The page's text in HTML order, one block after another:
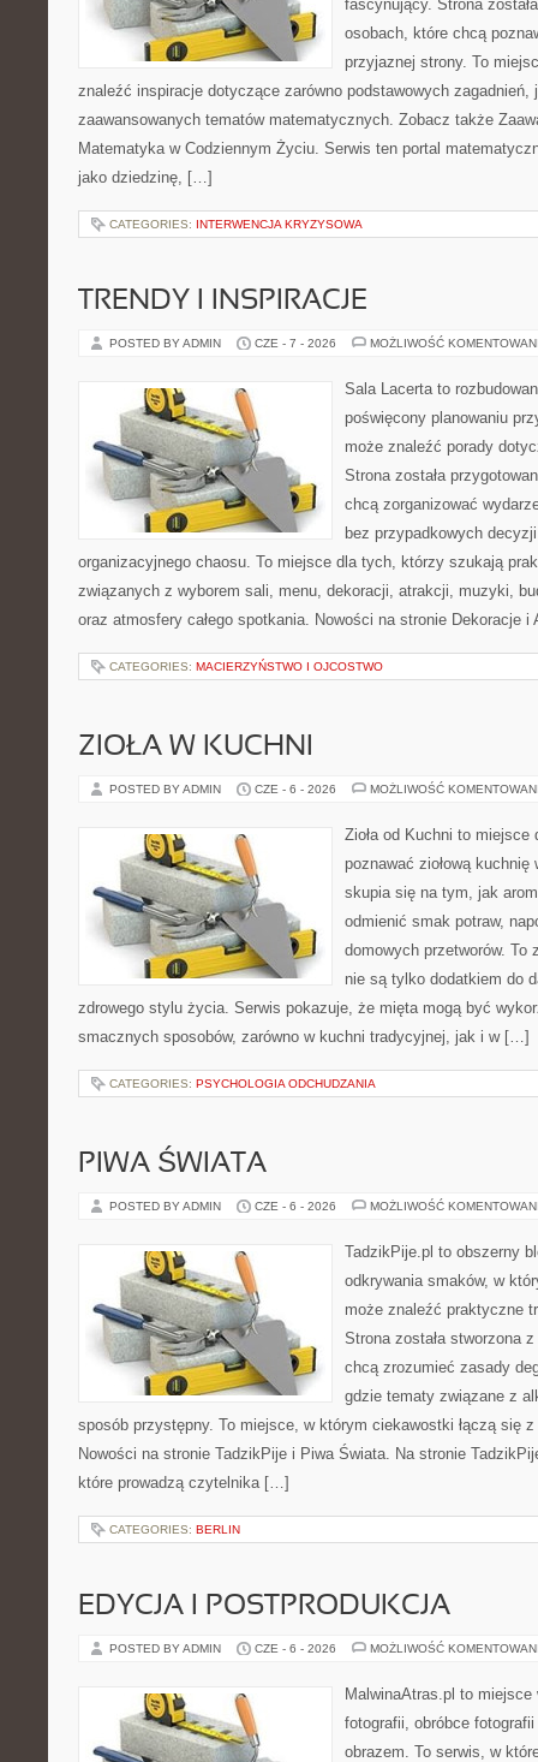
fascynujący. Strona
osobach, które chcą
przyjaznej strony. To
znaleźć inspiracje dotyczące zarówno podstawowych zagadnień,
zaawansowanych tematów matematycznych. Zobacz także
Matematyka w Codziennym Życiu. Serwis ten portal
jako dziedzinę, […]
CATEGORIES: INTERWENCJA KRYZYSOWA
TRENDY I INSPIRACJE
POSTED BY ADMIN CZE - 7 - 2026 MOŻLIWOŚĆ
Sala Lacerta to
poświęcony planowaniu
może znaleźć porady
Strona została
chcą zorganizować
bez przypadkowych
organizacyjnego chaosu. To miejsce dla tych, którzy szukają
związanych z wyborem sali, menu, dekoracji, atrakcji, muzyki,
oraz atmosfery całego spotkania. Nowości na stronie Dekoracje
CATEGORIES: MACIERZYŃSTWO I OJCOSTWO
ZIOŁA W KUCHNI
POSTED BY ADMIN CZE - 6 - 2026 MOŻLIWOŚĆ
Zioła od Kuchni to
poznawać ziołową
skupia się na tym, jak
odmienić smak potraw,
domowych przetworów. To
nie są tylko dodatkiem do
zdrowego stylu życia. Serwis pokazuje, że mięta mogą być
smacznych sposobów, zarówno w kuchni tradycyjnej, jak i w […]
CATEGORIES: PSYCHOLOGIA ODCHUDZANIA
PIWA ŚWIATA
POSTED BY ADMIN CZE - 6 - 2026 MOŻLIWOŚĆ
TadzikPije.pl to obszerny
odkrywania smaków, w
może znaleźć praktyczne
Strona została stworzona
chcą zrozumieć zasady
gdzie tematy związane z
sposób przystępny. To miejsce, w którym ciekawostki łączą się
Nowości na stronie TadzikPije i Piwa Świata. Na stronie
które prowadzą czytelnika […]
CATEGORIES: BERLIN
EDYCJA I POSTPRODUKCJA
POSTED BY ADMIN CZE - 6 - 2026 MOŻLIWOŚĆ
MalwinaAtras.pl to
fotografii, obróbce
obrazem. To serwis, w